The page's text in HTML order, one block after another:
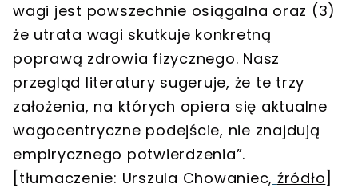
wagi jest powszechnie osiągalna oraz (3)
że utrata wagi skutkuje konkretną
poprawą zdrowia fizycznego. Nasz
przegląd literatury sugeruje, że te trzy
założenia, na których opiera się aktualne
wagocentryczne podejście, nie znajdują
empirycznego potwierdzenia”.
[tłumaczenie: Urszula Chowaniec, źródło]